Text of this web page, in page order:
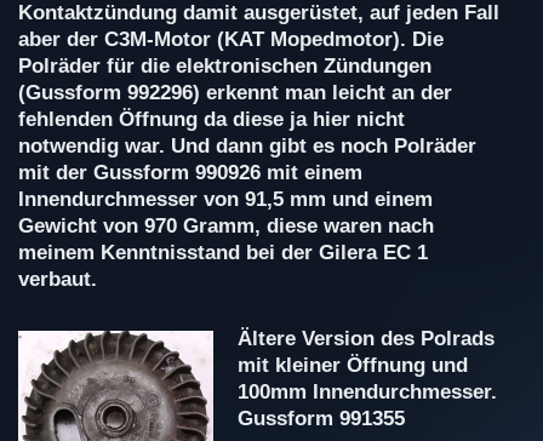
Kontaktzündung damit ausgerüstet, auf jeden Fall
aber der C3M-Motor (KAT Mopedmotor). Die
Polräder für die elektronischen Zündungen
(Gussform 992296) erkennt man leicht an der
fehlenden Öffnung da diese ja hier nicht
notwendig war. Und dann gibt es noch Polräder
mit der Gussform 990926 mit einem
Innendurchmesser von 91,5 mm und einem
Gewicht von 970 Gramm, diese waren nach
meinem Kenntnisstand bei der Gilera EC 1
verbaut.
Ältere Version des Polrads
mit kleiner Öffnung und
100mm Innendurchmesser.
Gussform 991355